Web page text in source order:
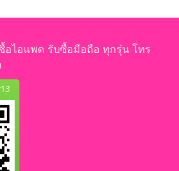
อไอแพด รับซื้อมือถือ ทุกรุ่น โทร